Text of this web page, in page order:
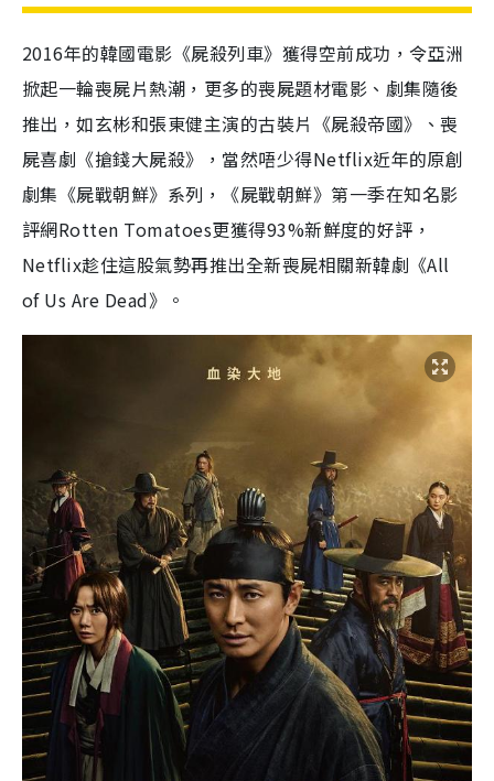
2016年的韓國電影《屍殺列車》獲得空前成功，令亞洲
掀起一輪喪屍片熱潮，更多的喪屍題材電影、劇集隨後
推出，如玄彬和張東健主演的古裝片《屍殺帝國》、喪
屍喜劇《搶錢大屍殺》，當然唔少得Netflix近年的原創
劇集《屍戰朝鮮》系列，《屍戰朝鮮》第一季在知名影
評網Rotten Tomatoes更獲得93%新鮮度的好評，
Netflix趁住這股氣勢再推出全新喪屍相關新韓劇《All
of Us Are Dead》。